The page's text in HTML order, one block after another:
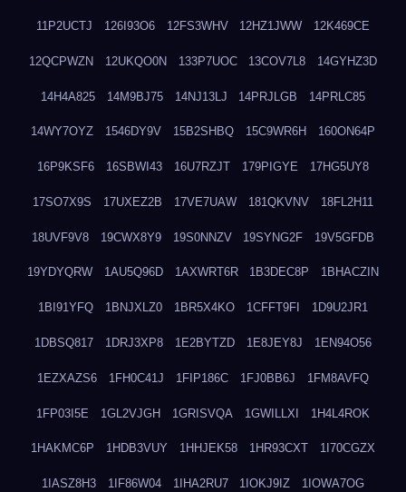
11P2UCTJ 126I93O6 12FS3WHV 12HZ1JWW 12K469CE
12QCPWZN 12UKQO0N 133P7UOC 13COV7L8 14GYHZ3D
14H4A825 14M9BJ75 14NJ13LJ 14PRJLGB 14PRLC85
14WY7OYZ 1546DY9V 15B2SHBQ 15C9WR6H 160ON64P
16P9KSF6 16SBWI43 16U7RZJT 179PIGYE 17HG5UY8
17SO7X9S 17UXEZ2B 17VE7UAW 181QKVNV 18FL2H11
18UVF9V8 19CWX8Y9 19S0NNZV 19SYNG2F 19V5GFDB
19YDYQRW 1AU5Q96D 1AXWRT6R 1B3DEC8P 1BHACZIN
1BI91YFQ 1BNJXLZ0 1BR5X4KO 1CFFT9FI 1D9U2JR1
1DBSQ817 1DRJ3XP8 1E2BYTZD 1E8JEY8J 1EN94O56
1EZXAZS6 1FH0C41J 1FIP186C 1FJ0BB6J 1FM8AVFQ
1FP03I5E 1GL2VJGH 1GRISVQA 1GWILLXI 1H4L4ROK
1HAKMC6P 1HDB3VUY 1HHJEK58 1HR93CXT 1I70CGZX
1IASZ8H3 1IF86W04 1IHA2RU7 1IOKJ9IZ 1IOWA7OG